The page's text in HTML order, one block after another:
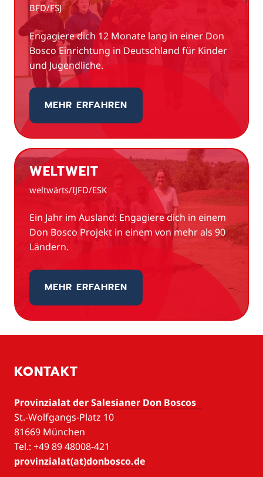
BFD/FSJ
Engagiere dich 12 Monate lang in einer Don
Bosco Einrichtung in Deutschland für Kinder
und Jugendliche.
MEHR ERFAHREN
WELTWEIT
weltwärts/IJFD/ESK
Ein Jahr im Ausland: Engagiere dich in einem
Don Bosco Projekt in einem von mehr als 90
Ländern.
MEHR ERFAHREN
KONTAKT
Provinzialat der Salesianer Don Boscos
St.-Wolfgangs-Platz 10
81669 München
Tel.: +49 89 48008-421
provinzialat(at)donbosco.de